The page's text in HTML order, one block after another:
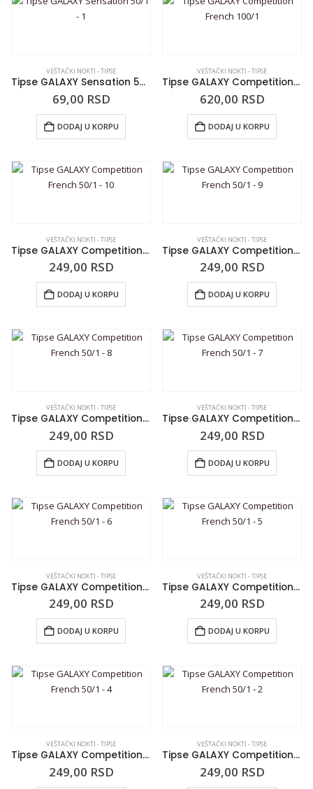
VEŠTAČKI NOKTI - TIPSE
Tipse GALAXY Sensation 50/1 – 1
69,00 RSD
DODAJ U KORPU
VEŠTAČKI NOKTI - TIPSE
Tipse GALAXY Competition French 100/1
620,00 RSD
DODAJ U KORPU
VEŠTAČKI NOKTI - TIPSE
Tipse GALAXY Competition French 50/1 – 10
249,00 RSD
DODAJ U KORPU
VEŠTAČKI NOKTI - TIPSE
Tipse GALAXY Competition French 50/1 – 9
249,00 RSD
DODAJ U KORPU
VEŠTAČKI NOKTI - TIPSE
Tipse GALAXY Competition French 50/1 – 8
249,00 RSD
DODAJ U KORPU
VEŠTAČKI NOKTI - TIPSE
Tipse GALAXY Competition French 50/1 – 7
249,00 RSD
DODAJ U KORPU
VEŠTAČKI NOKTI - TIPSE
Tipse GALAXY Competition French 50/1 – 6
249,00 RSD
DODAJ U KORPU
VEŠTAČKI NOKTI - TIPSE
Tipse GALAXY Competition French 50/1 – 5
249,00 RSD
DODAJ U KORPU
VEŠTAČKI NOKTI - TIPSE
Tipse GALAXY Competition French 50/1 – 4
249,00 RSD
VEŠTAČKI NOKTI - TIPSE
Tipse GALAXY Competition French 50/1 – 2
249,00 RSD